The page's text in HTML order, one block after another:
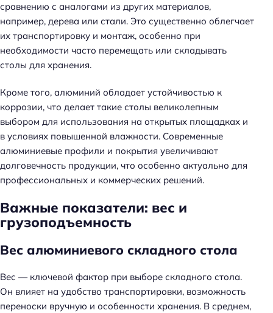
сравнению с аналогами из других материалов,
например, дерева или стали. Это существенно облегчает
их транспортировку и монтаж, особенно при
необходимости часто перемещать или складывать
столы для хранения.
Кроме того, алюминий обладает устойчивостью к
коррозии, что делает такие столы великолепным
выбором для использования на открытых площадках и
в условиях повышенной влажности. Современные
алюминиевые профили и покрытия увеличивают
долговечность продукции, что особенно актуально для
профессиональных и коммерческих решений.
Важные показатели: вес и
грузоподъемность
Вес алюминиевого складного стола
Вес — ключевой фактор при выборе складного стола.
Он влияет на удобство транспортировки, возможность
переноски вручную и особенности хранения. В среднем,